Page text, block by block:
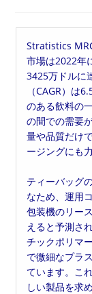
日:
ー:
Stratistics
市場は2022年
3425万ドルに
（CAGR）は
のある飲料の
の間での需要
量や品質だけ
ージングにも
ティーバッグ
なため、運用
包装機のリー
えると予測さ
チックポリマ
で微細なプラ
ています。こ
しい製品を求